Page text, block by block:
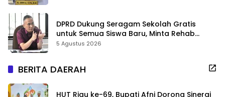
DPRD Dukung Seragam Sekolah Gratis
untuk Semua Siswa Baru, Minta Rehab
Sekolah Jangan Dikurangi
5 Agustus 2026
BERITA DAERAH
HUT Riau ke-69, Bupati Afni Dorong Sinergi